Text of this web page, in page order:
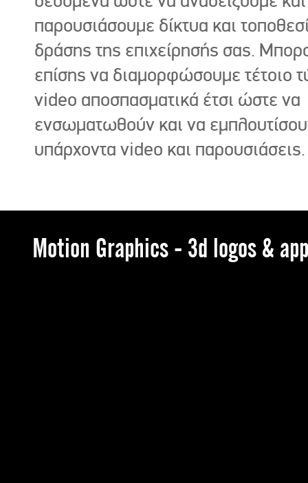
παρουσιάσουμε δίκτυα και
δράσης της επιχείρησής σας.
επίσης να διαμορφώσουμε τέτοιο
video αποσπασματικά έτσι ώστε να
ενσωματωθούν και να
υπάρχοντα video και παρουσιάσεις.
Motion Graphics - 3d logos &